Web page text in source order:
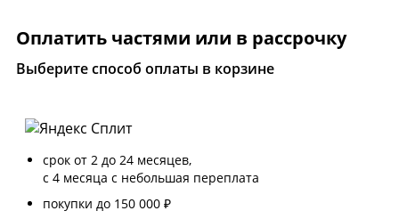
Оплатить частями или в рассрочку
Выберите способ оплаты в корзине
срок от 2 до 24 месяцев,
с 4 месяца с небольшая переплата
покупки до 150 000 ₽